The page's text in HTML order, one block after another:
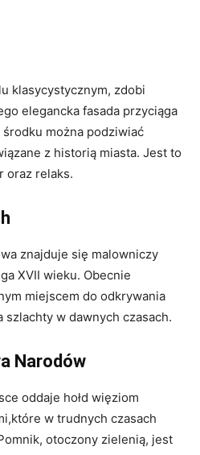
klasycystycznym, zdobi
elegancka fasada przyciąga
można⁤ podziwiać
z historią miasta. Jest to
oraz relaks.
⁤znajduje​ się malowniczy‌
XVII wieku. ⁣Obecnie
miejscem⁢ do odkrywania
w dawnych czasach.
‌Narodów
⁤oddaje hołd więziom
w⁣ trudnych czasach
otoczony zielenią, jest